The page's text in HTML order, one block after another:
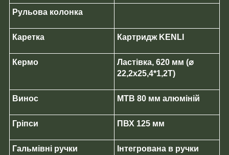
Рульова колонка
Каретка Картридж KENLI
Кермо
Ластівка, 620 мм (⌀
22,2х25,4*1,2Т)
Винос МТВ 80 мм алюміній
Гріпси ПВХ 125 мм
Гальмівні ручки
Інтегрована в ручки